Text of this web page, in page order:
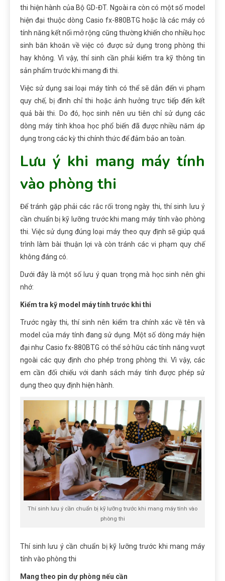
thi hiện hành của Bộ GD-ĐT. Ngoài ra còn có một số model
hiện đại thuộc dòng Casio fx-880BTG hoặc là các máy có
tính năng kết nối mở rộng cũng thường khiến cho nhiều học
sinh băn khoăn về việc có được sử dụng trong phòng thi
hay không. Vì vậy, thí sinh cần phải kiểm tra kỹ thông tin
sản phẩm trước khi mang đi thi.
Việc sử dụng sai loại máy tính có thể sẽ dẫn đến vi phạm
quy chế, bị đình chỉ thi hoặc ảnh hưởng trực tiếp đến kết
quả bài thi. Do đó, học sinh nên ưu tiên chỉ sử dụng các
dòng máy tính khoa học phổ biến đã được nhiều năm áp
dụng trong các kỳ thi chính thức để đảm bảo an toàn.
Lưu ý khi mang máy tính
vào phòng thi
Để tránh gặp phải các rắc rối trong ngày thi, thí sinh
lưu ý
cần chuẩn bị kỹ lưỡng trước khi mang máy tính vào phòng
thi. Việc sử dụng đúng loại máy theo quy định sẽ giúp quá
trình làm bài thuận lợi và còn tránh các vi phạm quy chế
không đáng có.
Dưới đây là một số lưu ý quan trọng mà học sinh nên ghi
nhớ:
Kiểm tra kỹ model máy tính trước khi thi
Trước ngày thi, thí sinh nên kiểm tra chính xác về tên và
model của máy tính đang sử dụng. Một số dòng máy hiện
đại như Casio fx-880BTG có thể sở hữu các tính năng vượt
ngoài các quy định cho phép trong phòng thi. Vì vậy, các
emcần đối chiếu với danh sách máy tính được phép sử
dụng theo quy định hiện hành.
Thí sinh lưu ý cần chuẩn bị kỹ lưỡng trước khi mang máy tính vào
phòng thi
Thí sinh lưu ý cần chuẩn bị kỹ lưỡng trước khi mang máy
tính vào phòng thi
Mang theo pin dự phòng nếu cần